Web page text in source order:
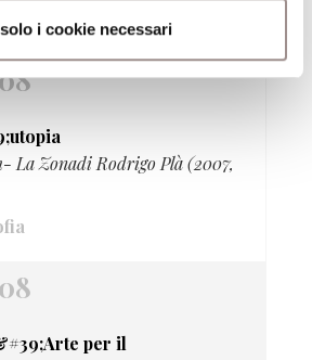
i cookie necessari
La Zonadi Rodrigo Plà (2007,
per il